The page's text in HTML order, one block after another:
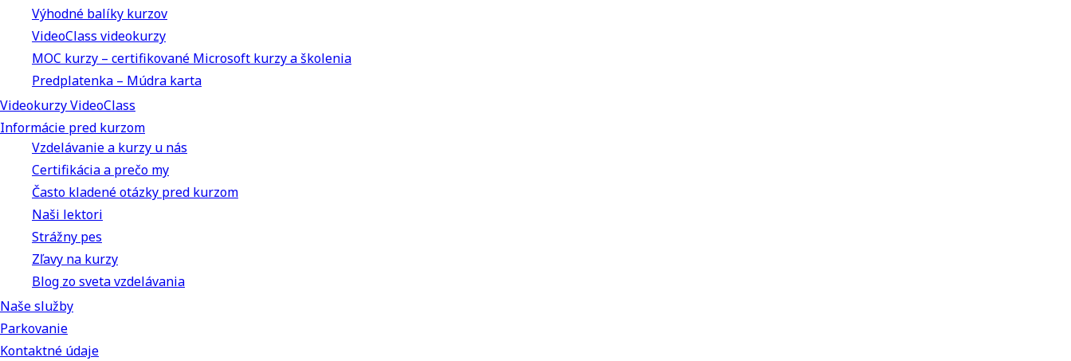
Výhodné balíky kurzov
VideoClass videokurzy
MOC kurzy – certifikované Microsoft kurzy a školenia
Predplatenka – Múdra karta
Videokurzy VideoClass
Informácie pred kurzom
Vzdelávanie a kurzy u nás
Certifikácia a prečo my
Často kladené otázky pred kurzom
Naši lektori
Strážny pes
Zľavy na kurzy
Blog zo sveta vzdelávania
Naše služby
Parkovanie
Kontaktné údaje